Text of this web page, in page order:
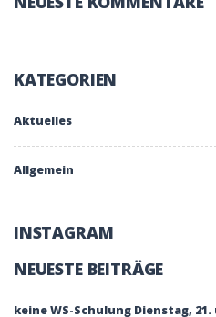
KATEGORIEN
Aktuelles
Allgemein
INSTAGRAM
NEUESTE BEITRÄGE
keine WS-Schulung Dienstag,